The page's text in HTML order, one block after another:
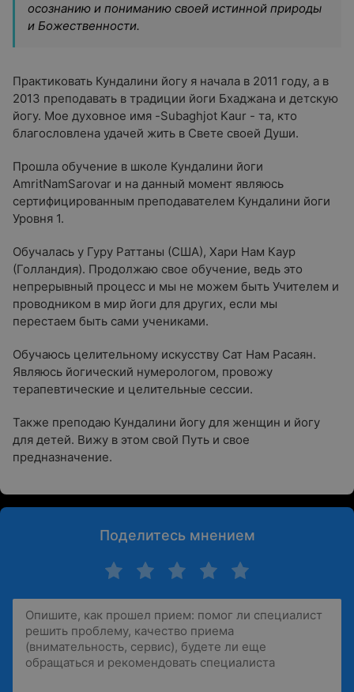
осознанию и пониманию своей истинной природы
и Божественности.
Практиковать Кундалини йогу я начала в 2011 году, а в
2013 преподавать в традиции йоги Бхаджана и детскую
йогу. Мое духовное имя -Subaghjot Kaur - та, кто
благословлена удачей жить в Свете своей Души.
Прошла обучение в школе Кундалини йоги
AmritNamSarovar и на данный момент являюсь
сертифицированным преподавателем Кундалини йоги
Уровня 1.
Обучалась у Гуру Раттаны (США), Хари Нам Каур
(Голландия). Продолжаю свое обучение, ведь это
непрерывный процесс и мы не можем быть Учителем и
проводником в мир йоги для других, если мы
перестаем быть сами учениками.
Обучаюсь целительному искусству Сат Нам Расаян.
Являюсь йогический нумерологом, провожу
терапевтические и целительные сессии.
Также преподаю Кундалини йогу для женщин и йогу
для детей. Вижу в этом свой Путь и свое
предназначение.
Поделитесь мнением